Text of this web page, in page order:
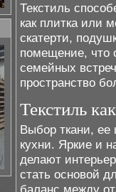
Текстиль
как плитка или
скатерти,
помещение, что
семейных
пространство
Текстиль
Выбор ткани, ее
кухни. Яркие и
делают
стать основой
баланс между